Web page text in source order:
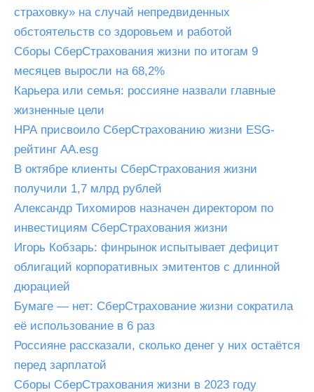
страховку» на случай непредвиденных
обстоятельств со здоровьем и работой
Сборы СберСтрахования жизни по итогам 9
месяцев выросли на 68,2%
Карьера или семья: россияне назвали главные
жизненные цели
НРА присвоило СберСтрахованию жизни ESG-
рейтинг AА.esg
В октябре клиенты СберСтрахования жизни
получили 1,7 млрд рублей
Александр Тихомиров назначен директором по
инвестициям СберСтрахования жизни
Игорь Кобзарь: финрынок испытывает дефицит
облигаций корпоративных эмитентов с длинной
дюрацией
Бумаге — нет: СберСтрахование жизни сократила
её использование в 6 раз
Россияне рассказали, сколько денег у них остаётся
перед зарплатой
Сборы СберСтрахования жизни в 2023 году